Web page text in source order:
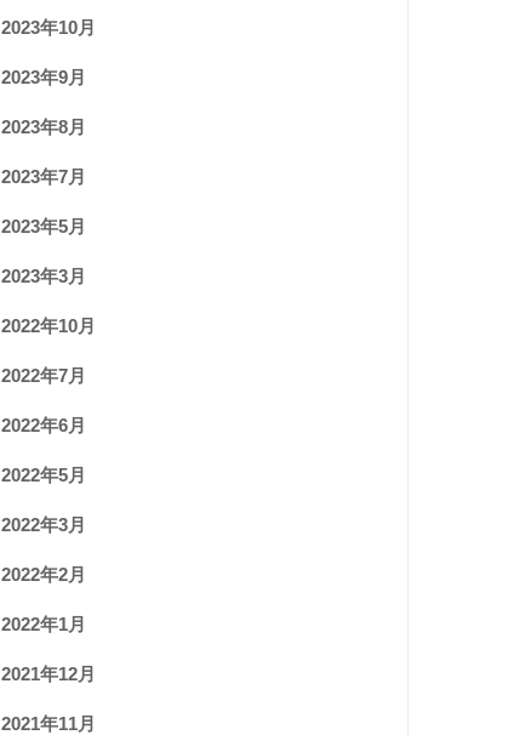
2023年10月
2023年9月
2023年8月
2023年7月
2023年5月
2023年3月
2022年10月
2022年7月
2022年6月
2022年5月
2022年3月
2022年2月
2022年1月
2021年12月
2021年11月